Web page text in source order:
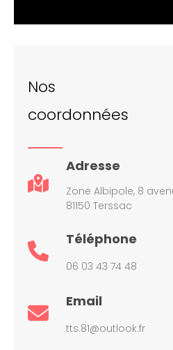
Nos
coordonnées
Adresse
Zone Albipole, 8
81150 Terssac
Téléphone
06 03 43 74 48
Email
tts.81@outlook.fr